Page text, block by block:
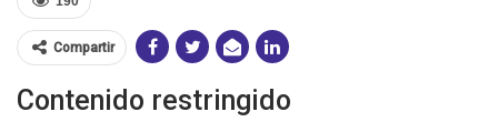
Compartir
Contenido restringido